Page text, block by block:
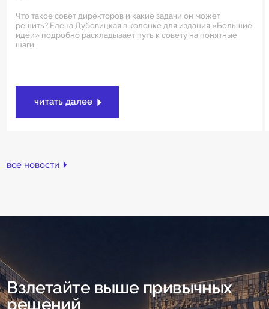
Что такое совет директоров и какие задачи он может
решить? Елена Дубовицкая в колонке для издания «Большие
идеи» подробно раскладывает путь к совету на понятные
шаги.
читать далее
все новости
Взлетайте выше привычных
решений